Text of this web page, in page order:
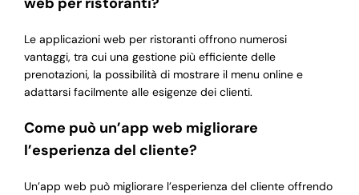
Le applicazioni web per ristoranti offrono numerosi
vantaggi, tra cui una gestione più efficiente delle
prenotazioni, la possibilità di mostrare il menu online e
adattarsi facilmente alle esigenze dei clienti.
Come può un’app web migliorare
l’esperienza del cliente?
Un’app web può migliorare l’esperienza del cliente offrendo